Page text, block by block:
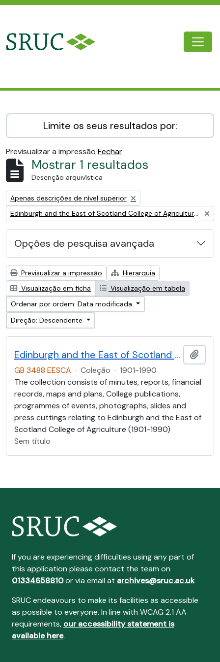
Limite os seus resultados por:
Previsualizar a impressão Fechar
Mostrar 1 resultados
Descrição arquivística
Remove filter:
Apenas descrições de nível superior
Remove filter:
Edinburgh and the East of Scotland College of Agriculture (EESCA)
Opções de pesquisa avançada
Previsualizar a impressão
Hierarquia
Visualização em ficha
Visualização em tabela
Ordenar por ordem: Data modificada
Direção: Descendente
Edinburgh and the East of Scotland College of Agriculture (EESCA)
GB 3488 EESCA · Coleção · 1901-1990
The collection consists of minutes, reports, financial
records, maps and plans, College publications,
programmes of events, photographs, slides and
press cuttings relating to Edinburgh and the East of
Scotland College of Agriculture (1901-1990)
Sem título
If you are experiencing difficulties using any part of
this application please contact the team on
01334658810or via email at archives@sruc.ac.uk
SRUC endeavours to make its facilities as accessible
as possible to everyone. In line with WCAG 2.1 AA
requirements, our accessibility statement is
available here.